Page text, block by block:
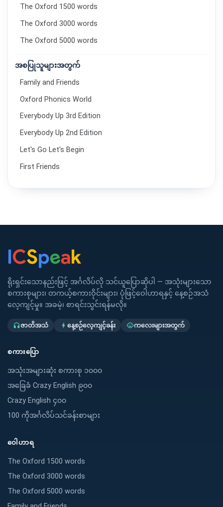
The Oxford 1500 words
The Oxford 3000 words
The Oxford 5000 words
အစပြုသူများအတွက်
Family and Friends
Oxford Phonics World
Everybody Up 3rd Edition
Everybody Up 2nd Edition
Let's Go Let's Begin
First Friends
ရိုးရှင်းသောနည်းဖြင့် အင်္ဂလိပ်လို သင်ယူပြောဆိုပါ — အသုံးများသော
စကားစုများ၊ တကယ့်စကားဝိုင်းများ၊ ပုံဖြင့်ဝေါဟာရနှင့် နေ့စဉ်အသံ
လေ့ကျင့်မှု။ အခမဲ့၊ စာရင်းသွင်းရန်မလို။
headphonesဇာတိအသံ bolt နေ့စဉ်လေ့ကျင့်ခန်း child_careကလေးများအတွက်
စကားပြော
အသုံးအများဆုံး စကားစု ၁၀၀၀
အခြေခံ Crazy English ၉၀၀
Crazy English ၄၀၀
100 ကိုအင်္ဂလိပ်သင်ခန်းစာများ
ဝေါဟာရ
The Oxford 1500 words
The Oxford 3000 words
The Oxford 5000 words